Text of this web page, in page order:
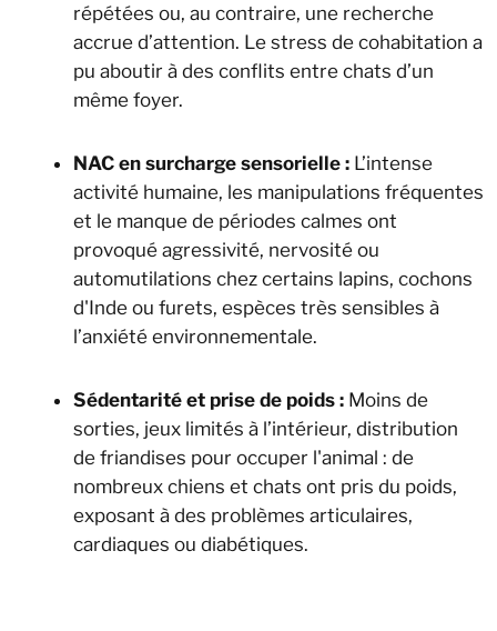
répétées ou, au contraire, une recherche
accrue d’attention. Le stress de cohabitation a
pu aboutir à des conflits entre chats d’un
même foyer.
NAC en surcharge sensorielle : L’intense
activité humaine, les manipulations fréquentes
et le manque de périodes calmes ont
provoqué agressivité, nervosité ou
automutilations chez certains lapins, cochons
d'Inde ou furets, espèces très sensibles à
l’anxiété environnementale.
Sédentarité et prise de poids : Moins de
sorties, jeux limités à l’intérieur, distribution
de friandises pour occuper l'animal : de
nombreux chiens et chats ont pris du poids,
exposant à des problèmes articulaires,
cardiaques ou diabétiques.